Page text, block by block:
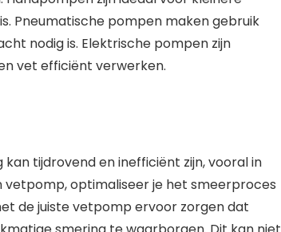
Pneumatische pompen maken gebruik
nodig is. Elektrische pompen zijn
vet efficiënt verwerken.
tijdrovend en inefficiënt zijn, vooral in
vetpomp, optimaliseer je het smeerproces
de juiste vetpomp ervoor zorgen dat